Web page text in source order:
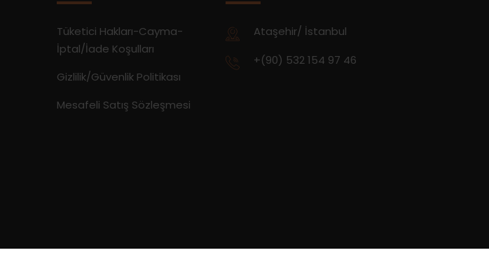
Tüketici Hakları-Cayma-
İptal/İade Koşulları
Gizlilik/Güvenlik Politikası
Mesafeli Satış Sözleşmesi
Ataşehir/ İstanbul
+(90) 532 154 97 46